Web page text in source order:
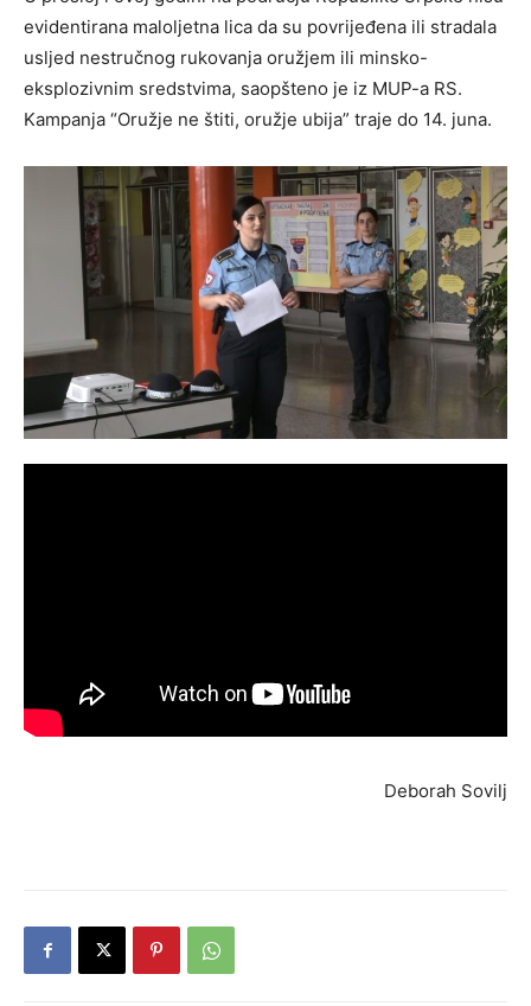
evidentirana maloljetna lica da su povrijeđena ili stradala
usljed nestručnog rukovanja oružjem ili minsko-
eksplozivnim sredstvima, saopšteno je iz MUP-a RS.
Kampanja “Oružje ne štiti, oružje ubija” traje do 14. juna.
Deborah Sovilj